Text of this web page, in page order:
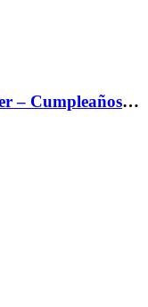
Globo feliz cumpleaños para mujer – Cumpleaños para ellas